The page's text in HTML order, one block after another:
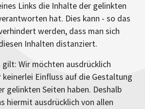
Links die Inhalte der gelinkten
hat. Dies kann - so das
werden, dass man sich
Inhalten distanziert.
gilt: Wir möchten ausdrücklich
Einfluss auf die Gestaltung
gelinkten Seiten haben. Deshalb
hiermit ausdrücklich von allen